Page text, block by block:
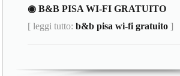
◉ B&B PISA WI-FI GRATUITO
[ leggi tutto:b&b pisa wi-fi gratuito ]